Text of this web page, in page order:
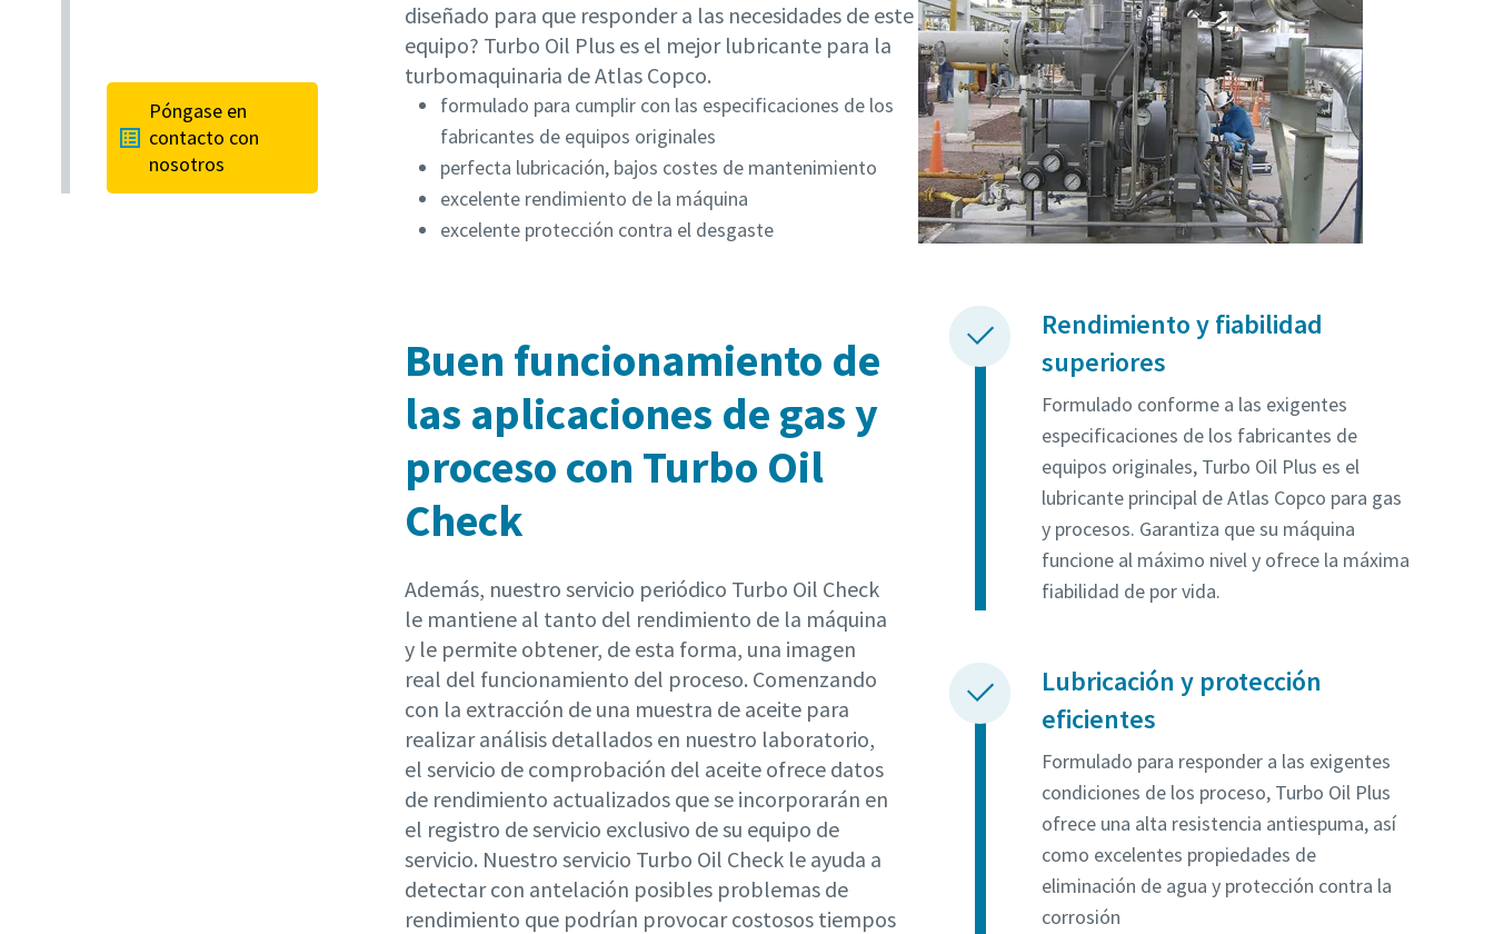
Póngase en
contacto con
nosotros
diseñado para que responder a las necesidades de este
equipo? Turbo Oil Plus es el mejor lubricante para la
turbomaquinaria de Atlas Copco.
formulado para cumplir con las especificaciones de los
fabricantes de equipos originales
perfecta lubricación, bajos costes de mantenimiento
excelente rendimiento de la máquina
excelente protección contra el desgaste
Buen funcionamiento de
las aplicaciones de gas y
proceso con Turbo Oil
Check
Además, nuestro servicio periódico Turbo Oil Check
le mantiene al tanto del rendimiento de la máquina
y le permite obtener, de esta forma, una imagen
real del funcionamiento del proceso. Comenzando
con la extracción de una muestra de aceite para
realizar análisis detallados en nuestro laboratorio,
el servicio de comprobación del aceite ofrece datos
de rendimiento actualizados que se incorporarán en
el registro de servicio exclusivo de su equipo de
servicio. Nuestro servicio Turbo Oil Check le ayuda a
detectar con antelación posibles problemas de
rendimiento que podrían provocar costosos tiempos
Rendimiento y fiabilidad
superiores
Formulado conforme a las exigentes
especificaciones de los fabricantes de
equipos originales, Turbo Oil Plus es el
lubricante principal de Atlas Copco para gas
y procesos. Garantiza que su máquina
funcione al máximo nivel y ofrece la máxima
fiabilidad de por vida.
Lubricación y protección
eficientes
Formulado para responder a las exigentes
condiciones de los proceso, Turbo Oil Plus
ofrece una alta resistencia antiespuma, así
como excelentes propiedades de
eliminación de agua y protección contra la
corrosión